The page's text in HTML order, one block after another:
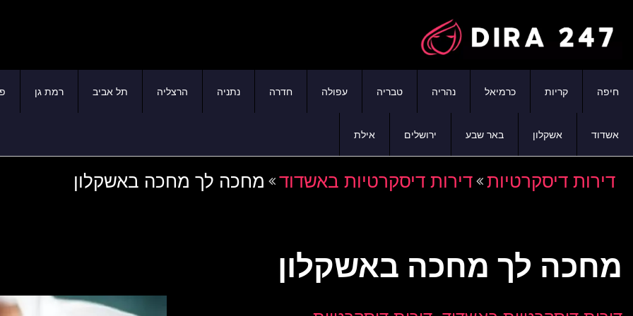
חיפה קריות כרמיאל נהריה טבריה עפולה חדרה נתניה הרצליה תל אביב רמת גן
אשדוד אשקלון באר שבע ירושלים אילת
דירות דיסקרטיות דירות דיסקרטיות באשדוד מחכה לך מחכה באשקלון
מחכה לך מחכה באשקלון